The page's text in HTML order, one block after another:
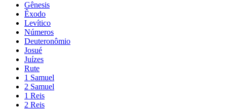
Gênesis
Êxodo
Levítico
Números
Deuteronômio
Josué
Juízes
Rute
1 Samuel
2 Samuel
1 Reis
2 Reis